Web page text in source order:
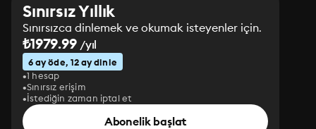
Sınırsız Yıllık
Sınırsızca dinlemek ve okumak isteyenler için.
₺1979.99/yıl
6 ay öde, 12 ay dinle
1 hesap
Sınırsız erişim
İstediğin zaman iptal et
Abonelik başlat